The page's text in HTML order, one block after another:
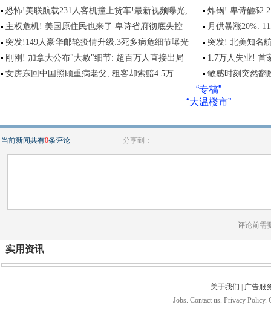
恐怖!美联航载231人客机撞上货车!最新视频曝光,
炸锅! 卑诗砸
主权危机! 美国原住民也来了 卑诗省府彻底失控
月供暴涨20%:
突发!149人豪华邮轮疫情升级:3死多病危细节曝光
突发! 北美知名
刚刚! 加拿大公布"大赦"细节: 超百万人直接出局
1.7万人失业! 首
女房东回中国照顾重病老父, 租客却索赔4.5万
敏感时刻突然翻
“专稿”
“大温楼市”
当前新闻共有0条评论 分享到：
评论前需
实用资讯
关于我们
广告服
Jobs. Contact us. Privacy